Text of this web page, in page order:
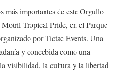
más importantes de este Orgullo
Tropical Pride, en el Parque
por Tictac Events. Una
y concebida como una
visibilidad, la cultura y la libertad